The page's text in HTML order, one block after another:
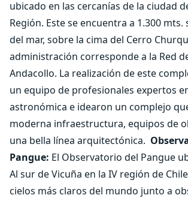
ubicado en las cercanías de la ciudad
Región. Este se encuentra a 1.300 mts.
del mar, sobre la cima del Cerro
administración corresponde a la Red
Andacollo. La realización de este
un equipo de profesionales expertos
astronómica e idearon un complejo
moderna infraestructura, equipos de
una bella línea arquitectónica.
Pangue: El Observatorio del Pangue
Al sur de Vicuña en la IV región de
cielos más claros del mundo junto a